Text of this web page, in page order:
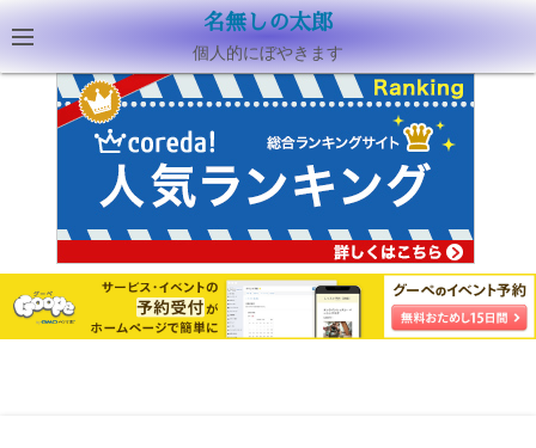
名無しの太郎
個人的にぼやきます